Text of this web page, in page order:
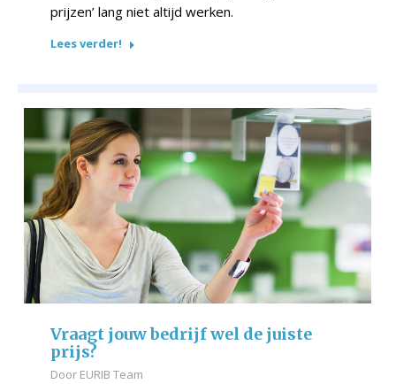
prijzen’ lang niet altijd werken.
Lees verder!
Vraagt jouw bedrijf wel de juiste
prijs?
Door EURIB Team